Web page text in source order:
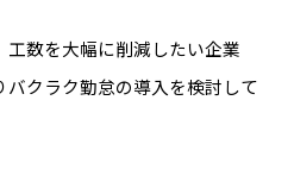
数を大幅に削減したい企業
クラク勤怠の導入を検討して